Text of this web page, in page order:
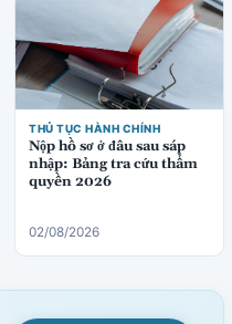
THỦ TỤC HÀNH CHÍNH
Nộp hồ sơ ở đâu sau sáp
nhập: Bảng tra cứu thẩm
quyền 2026
02/08/2026